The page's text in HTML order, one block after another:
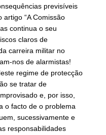
previsíveis
“A Comissão
continua o seu
claros de
carreira militar no
nos de alarmistas!
regime de protecção
se tratar de
e, por isso,
o facto de o problema
sucessivamente e
responsabilidades